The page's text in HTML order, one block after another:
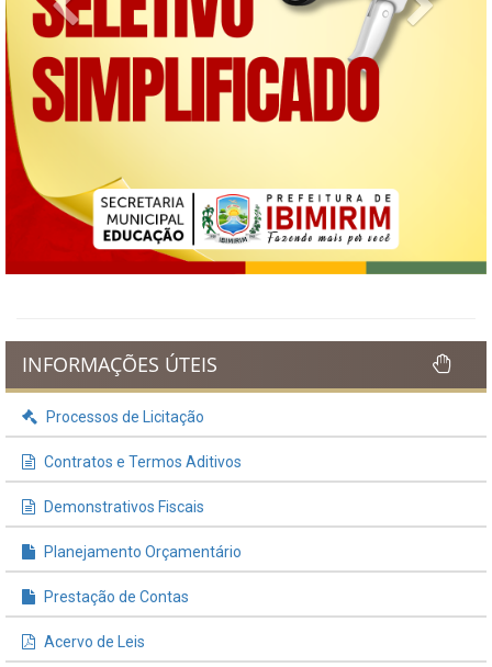
INFORMAÇÕES ÚTEIS
Processos de Licitação
Contratos e Termos Aditivos
Demonstrativos Fiscais
Planejamento Orçamentário
Prestação de Contas
Acervo de Leis